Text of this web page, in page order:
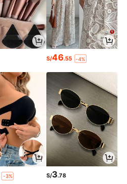
S/46.55 -4%
-3% S/3.78